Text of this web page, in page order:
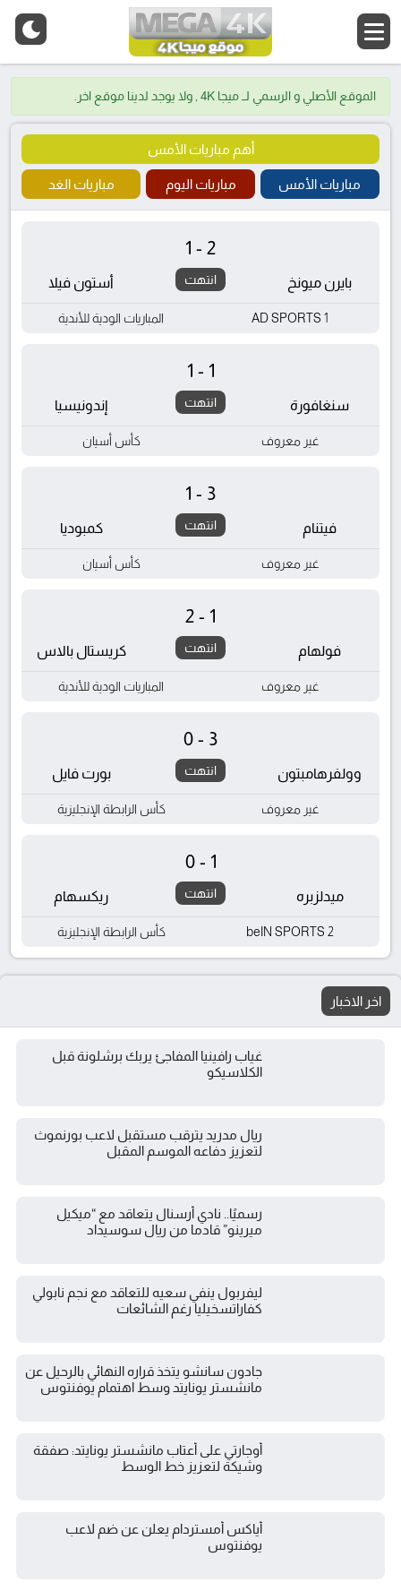
الموقع الأصلي و الرسمي لــ ميجا 4K , ولا يوجد لدينا موقع اخر.
أهم مباريات الأمس
مباريات الأمس مباريات اليوم مباريات الغد
بايرن ميونخ
1-2
انتهت أستون فيلا
AD SPORTS 1 المباريات الودية للأندية
سنغافورة
1-1
انتهت إندونيسيا
غير معروف كأس أسيان
فيتنام
1-3
انتهت كمبوديا
غير معروف كأس أسيان
فولهام
2-1
انتهت كريستال بالاس
غير معروف المباريات الودية للأندية
وولفرهامبتون
0-3
انتهت بورت فايل
غير معروف كأس الرابطة الإنجليزية
ميدلزبره
0-1
انتهت ريكسهام
beIN SPORTS 2 كأس الرابطة الإنجليزية
اخر الاخبار
غياب رافينيا المفاجئ يربك برشلونة قبل
الكلاسيكو
ريال مدريد يترقب مستقبل لاعب بورنموث
لتعزيز دفاعه الموسم المقبل
رسميًا.. نادي أرسنال يتعاقد مع “ميكيل
ميرينو” قادما من ريال سوسيداد
ليفربول ينفي سعيه للتعاقد مع نجم نابولي
كفاراتسخيليا رغم الشائعات
جادون سانشو يتخذ قراره النهائي بالرحيل عن
مانشستر يونايتد وسط اهتمام يوفنتوس
أوجارتي على أعتاب مانشستر يونايتد: صفقة
وشيكة لتعزيز خط الوسط
أياكس أمستردام يعلن عن ضم لاعب
يوفنتوس